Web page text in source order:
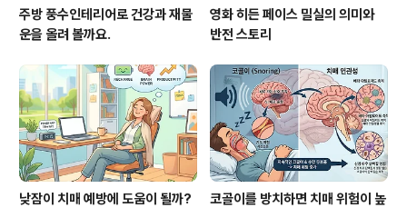
주방 풍수인테리어로 건강과 재물
운을 올려 볼까요.
영화 히든 페이스 밀실의 의미와
반전 스토리
낮잠이 치매 예방에 도움이 될까?
코골이를 방치하면 치매 위험이 높